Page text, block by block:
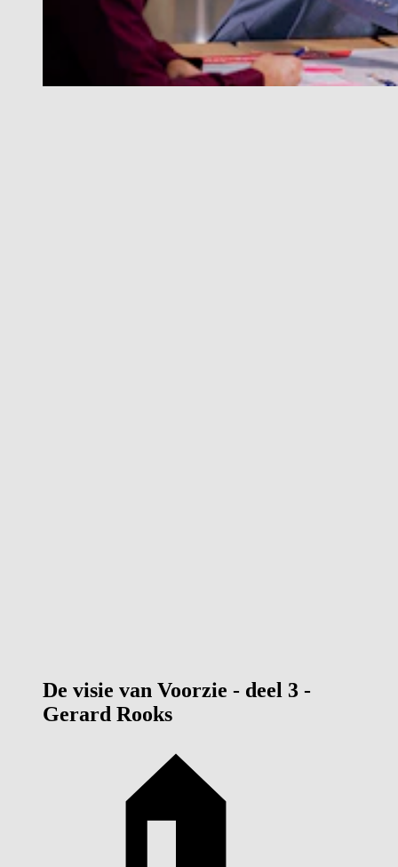
De visie van Voorzie - deel 3 -
Gerard Rooks